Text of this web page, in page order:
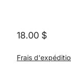
18.00 $
Frais